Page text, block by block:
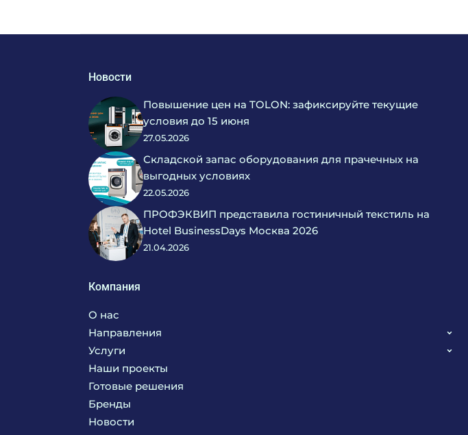
Новости
Повышение цен на TOLON: зафиксируйте текущие
условия до 15 июня
27.05.2026
Складской запас оборудования для прачечных на
выгодных условиях
22.05.2026
ПРОФЭКВИП представила гостиничный текстиль на
Hotel BusinessDays Москва 2026
21.04.2026
Компания
О нас
Направления
Кухня
Прачечная
Текстиль
Химия
Мебель
Услуги
Поставка аксессуаров и запасных частей
Сервисное обслуживание
Консалтинг
Технологическое проектирование
Наши проекты
Готовые решения
Бренды
Новости